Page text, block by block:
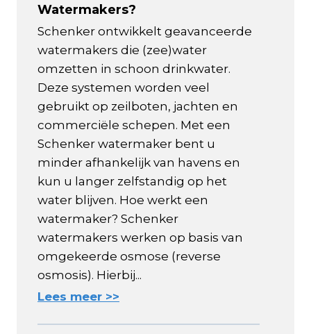
Watermakers?
Schenker ontwikkelt geavanceerde
watermakers die (zee)water
omzetten in schoon drinkwater.
Deze systemen worden veel
gebruikt op zeilboten, jachten en
commerciële schepen. Met een
Schenker watermaker bent u
minder afhankelijk van havens en
kun u langer zelfstandig op het
water blijven. Hoe werkt een
watermaker? Schenker
watermakers werken op basis van
omgekeerde osmose (reverse
osmosis). Hierbij...
Lees meer >>